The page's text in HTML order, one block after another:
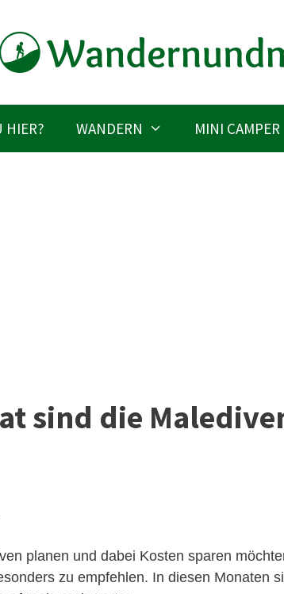
HIER? WANDERN MINI CAMPER
sind die
planen und dabei Kosten sparen
zu empfehlen. In diesen Monaten